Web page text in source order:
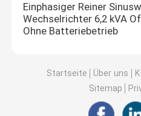
Einphasiger Reiner
Wechselrichter 6,2 kVA
Ohne Batteriebetrieb
Startseite Über uns
Sitemap